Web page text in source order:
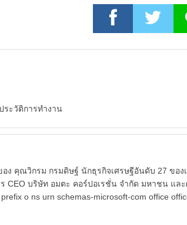
ระวัติการทำงาน
กรม กรมดิษฐ์ นักธุรกิจเศรษฐีอันดับ 27 ของเ
CEO บริษัท อมตะ คอร์ปอเรชั่น จำกัด มหาชน และ
o ns urn schemas-microsoft-com office